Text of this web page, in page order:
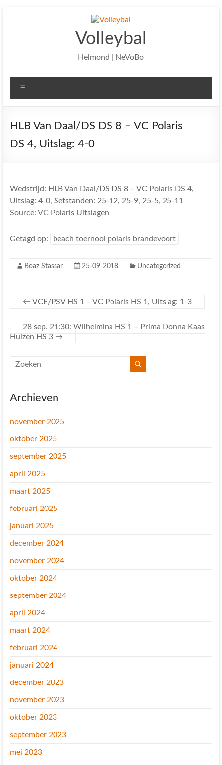
Volleybal
Helmond | NeVoBo
HLB Van Daal/DS DS 8 – VC Polaris
DS 4, Uitslag: 4-0
Wedstrijd: HLB Van Daal/DS DS 8 – VC Polaris DS 4,
Uitslag: 4-0, Setstanden: 25-12, 25-9, 25-5, 25-11
Source: VC Polaris Uitslagen
Getagd op: beach toernooi polaris brandevoort
Boaz Stassar 25-09-2018 Uncategorized
← VCE/PSV HS 1 – VC Polaris HS 1, Uitslag: 1-3
28 sep. 21:30: Wilhelmina HS 1 – Prima Donna Kaas
Huizen HS 3 →
Archieven
november 2025
oktober 2025
september 2025
april 2025
maart 2025
februari 2025
januari 2025
december 2024
november 2024
oktober 2024
september 2024
april 2024
maart 2024
februari 2024
januari 2024
december 2023
november 2023
oktober 2023
september 2023
mei 2023